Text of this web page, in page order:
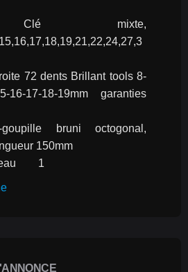
72 dents Brillant tools 8-
16-17-18-19mm garanties
150mm
156.0175	Pointeau	1